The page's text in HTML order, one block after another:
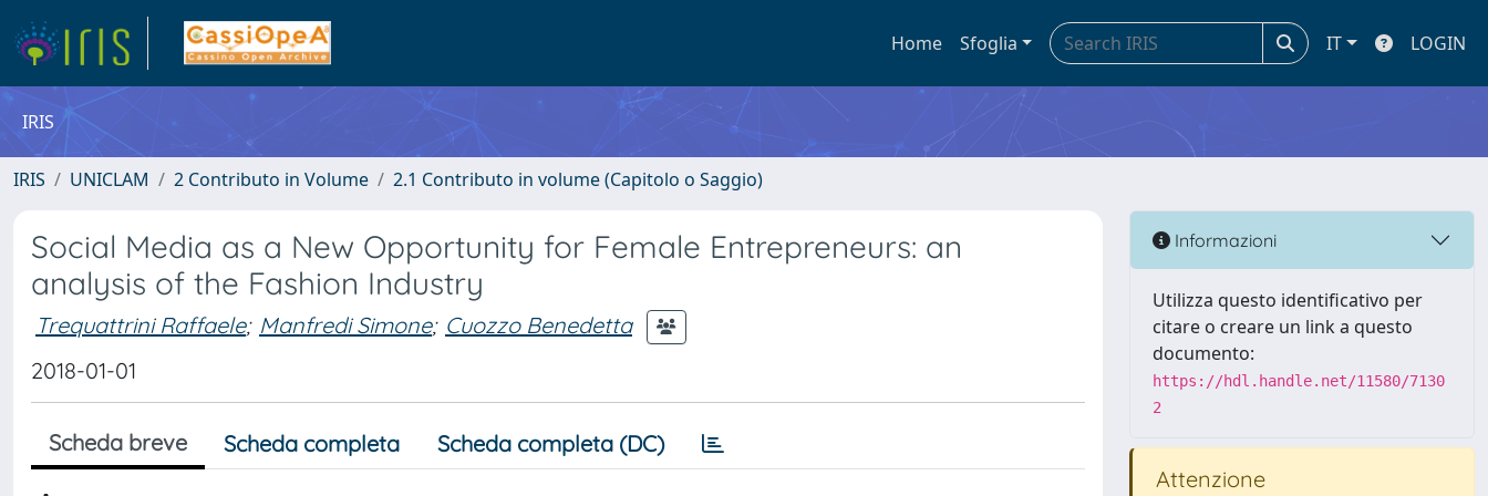
Home Sfoglia IT LOGIN
IRIS
IRIS UNICLAM 2 Contributo in Volume 2.1 Contributo in volume (Capitolo o Saggio)
Social Media as a New Opportunity for Female Entrepreneurs: an
analysis of the Fashion Industry
Trequattrini Raffaele; Manfredi Simone; Cuozzo Benedetta
2018-01-01
Scheda breve Scheda completa Scheda completa (DC)
Informazioni
Utilizza questo identificativo per
citare o creare un link a questo
documento:
https://hdl.handle.net/11580/7130
2
Attenzione